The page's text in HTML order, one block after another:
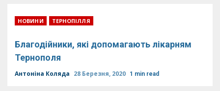
НОВИНИ ТЕРНОПІЛЛЯ
Благодійники, які допомагають лікарням
Тернополя
Антоніна Коляда 28 Березня, 2020 1 min read